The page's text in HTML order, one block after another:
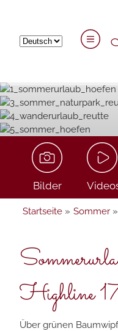
Bilder
Startseite » Sommer »
Highline
Über grünen